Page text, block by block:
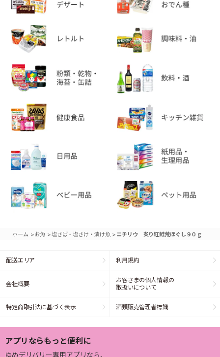
ホーム >お魚 >塩さば・塩さけ・漬け魚 > ニチリウ 炙り紅鮭荒ほぐし９０ｇ
配送エリア 利用規約
会社概要
お客さまの個人情報の
取扱いについて
特定商取引法に基づく表示 酒類販売管理者標識
アプリならもっと便利に
ゆめデリバリー専用アプリなら、